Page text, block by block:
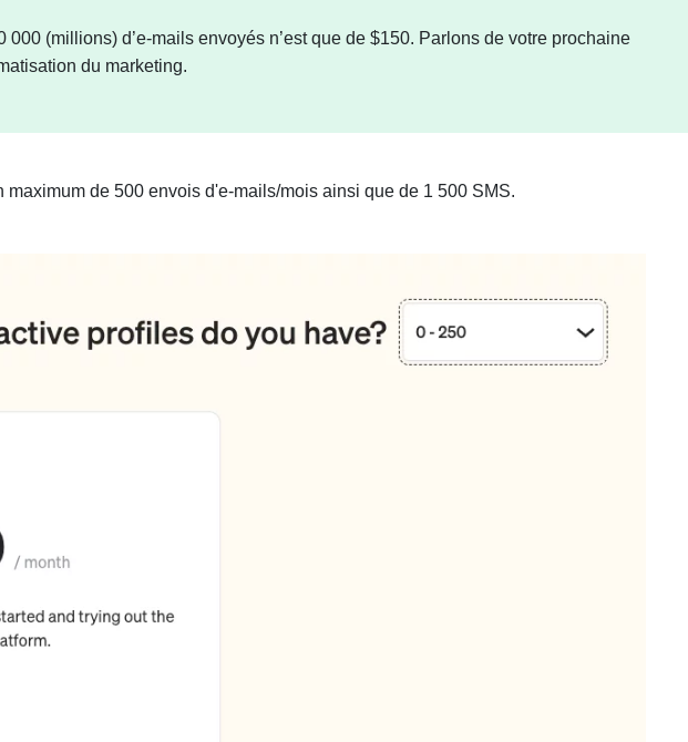
000 (millions) d’e-mails envoyés n’est que de $150. Parlons de votre prochaine
du marketing.
maximum de 500 envois d'e-mails/mois ainsi que de 1 500 SMS.